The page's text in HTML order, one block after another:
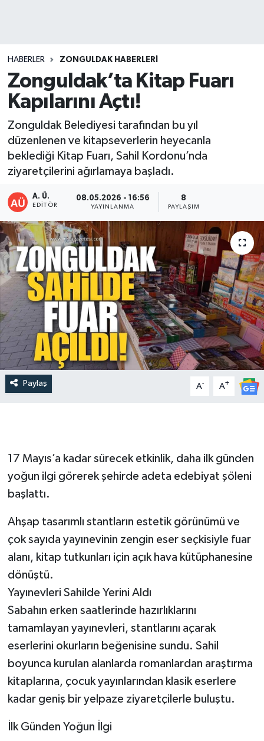
HABERLER ZONGULDAK HABERLERI
Zonguldak’ta Kitap Fuarı
Kapılarını Açtı!
Zonguldak Belediyesi tarafından bu yıl
düzenlenen ve kitapseverlerin heyecanla
beklediği Kitap Fuarı, Sahil Kordonu’nda
ziyaretçilerini ağırlamaya başladı.
A. Ü.
EDITÖR
08.05.2026 - 16:56
YAYINLANMA
8
PAYLAŞIM
Paylaş A- A+
17 Mayıs’a kadar sürecek etkinlik, daha ilk günden
yoğun ilgi görerek şehirde adeta edebiyat şöleni
başlattı.
Ahşap tasarımlı stantların estetik görünümü ve
çok sayıda yayınevinin zengin eser seçkisiyle fuar
alanı, kitap tutkunları için açık hava kütüphanesine
dönüştü.
Yayınevleri Sahilde Yerini Aldı
Sabahın erken saatlerinde hazırlıklarını
tamamlayan yayınevleri, stantlarını açarak
eserlerini okurların beğenisine sundu. Sahil
boyunca kurulan alanlarda romanlardan araştırma
kitaplarına, çocuk yayınlarından klasik eserlere
kadar geniş bir yelpaze ziyaretçilerle buluştu.
İlk Günden Yoğun İlgi
EREĞLİ
GÖKÇEBEY
KARABÜK
KASTAMONU